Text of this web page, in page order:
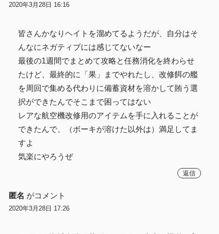
2020年3月28日 16:16
皆さんかなりヘイトを溜めてるようだが、自分はそ
んなにネガティブには感じてないなー
最後の1週間でまとめて攻略と任務消化を終わらせ
たけど、最終的に「果」までやれたし、改修餌の艦
を周回で集める代わりに備蓄資材を溶かして賄う選
択ができたんでそこまで困ってはない
レアな航空機改修用のアイテムを手に入れることが
できたんで、（ボーキが溶けた以外は）満足してま
すよ
気楽にやろうぜ
返信
匿名 がコメント
2020年3月28日 17:26